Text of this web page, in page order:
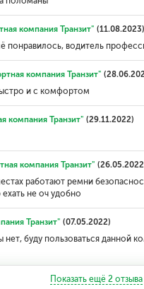
компания Транзит" (11.08.2023)
понравилось, водитель
компания Транзит"
и с комфортом
компания Транзит" (29.11.2022)
компания Транзит"
работают ремни
не оч удобно
Транзит" (07.05.2022)
нет, буду пользоваться
Показать ещё 2отзыва